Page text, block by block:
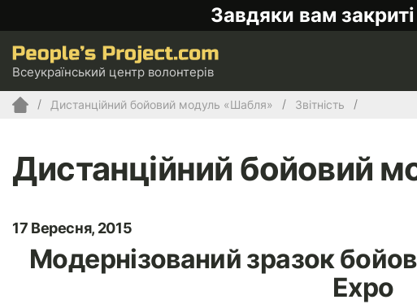
Завдяки вам
Всеукраїнський центр волонтерів
Дистанційний бойовий модуль «Шабля» Звітність
Дистанційний бойовий
17 Вересня, 2015
Модернізований зразок
Expo